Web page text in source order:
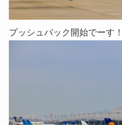
プッシュバック開始でーす！